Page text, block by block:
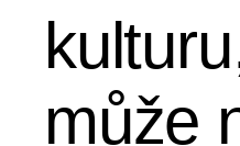
může